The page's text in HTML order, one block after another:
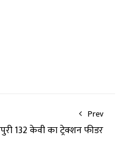
Prev
132 केवी का ट्रेक्शन फीडर